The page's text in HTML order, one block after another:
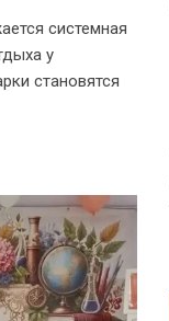
системная
у
становятся